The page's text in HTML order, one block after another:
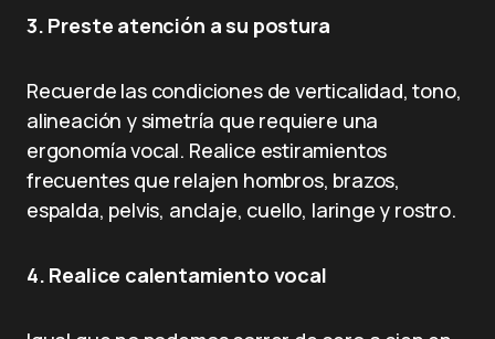
3. Preste atención a su postura
Recuerde las condiciones de verticalidad, tono,
alineación y simetría que requiere una
ergonomía vocal. Realice estiramientos
frecuentes que relajen hombros, brazos,
espalda, pelvis, anclaje, cuello, laringe y rostro.
4. Realice calentamiento vocal